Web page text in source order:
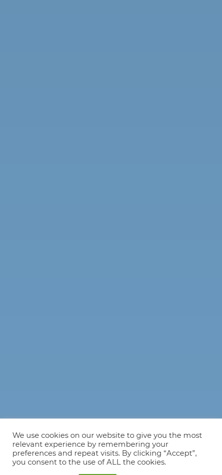
We use cookies on our website to give you the most
relevant experience by remembering your
preferences and repeat visits. By clicking “Accept”,
you consent to the use of ALL the cookies.